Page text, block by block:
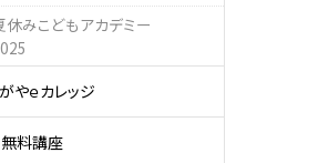
休みこどもアカデミー
やｅカレッジ
料講座